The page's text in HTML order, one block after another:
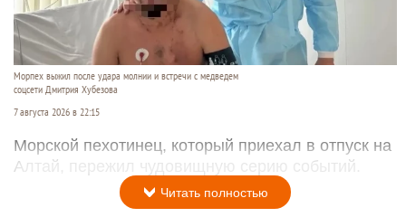
Морпех выжил после удара молнии и встречи с медведем
соцсети Дмитрия Хубезова
7 августа 2026 в 22:15
Морской пехотинец, который приехал в отпуск на
Алтай, пережил чудовищную серию событий.
Читать полностью